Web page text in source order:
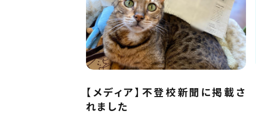
【メディア】不登校新聞に掲載さ
れました